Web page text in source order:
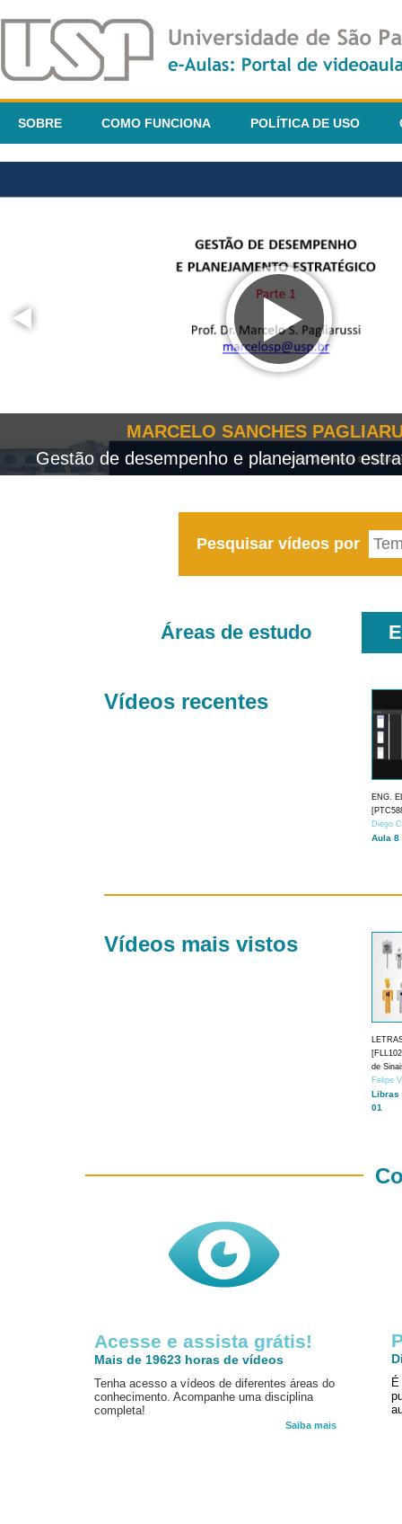
SOBRE COMO FUNCIONA POLÍTICA DE USO
MARCELO SANCHES
Gestão de desempenho e planejamento
Pesquisar vídeos por
Áreas de estudo
Vídeos recentes
ENG.
Diego
Aula 8
Vídeos mais vistos
de
Felipe
Libras
01
Acesse e assista grátis!
Mais de 19623 horas de vídeos
Tenha acesso a vídeos de diferentes áreas do
conhecimento. Acompanhe uma disciplina
completa!
Saiba mais